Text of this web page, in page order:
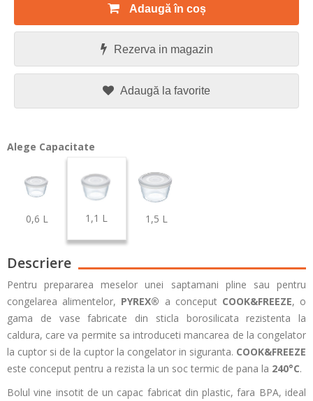
Adaugă în coș
Rezerva in magazin
Adaugă la favorite
Alege Capacitate
0,6 L 1,1 L 1,5 L
Descriere
Pentru prepararea meselor unei saptamani pline sau pentru
congelarea alimentelor, PYREX® a conceput COOK&FREEZE, o
gama de vase fabricate din sticla borosilicata rezistenta la
caldura, care va permite sa introduceti mancarea de la congelator
la cuptor si de la cuptor la congelator in siguranta. COOK&FREEZE
este conceput pentru a rezista la un soc termic de pana la 240°C.
Bolul vine insotit de un capac fabricat din plastic, fara BPA, ideal